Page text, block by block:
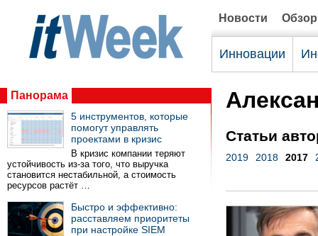
Новости
Инновации
Панорама
5 инструментов, которые
помогут управлять
проектами в кризис
В кризис компании теряют
устойчивость из-за того, что выручка
становится нестабильной, а стоимость
ресурсов растёт …
Быстро и эффективно:
расставляем приоритеты
при настройке SIEM
Статьи
2019 2018 2017